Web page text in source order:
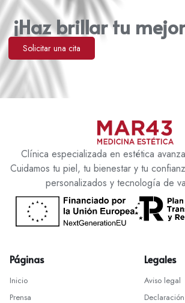
¡Haz brillar tu
Solicitar una cita
Clínica especializada en estética
Cuidamos tu piel, tu bienestar y tu
personalizados y tecnología de
Páginas
Inicio
Prensa
Legales
Aviso legal